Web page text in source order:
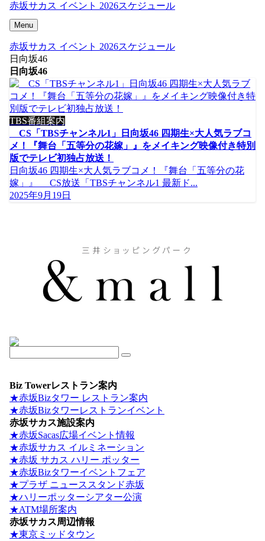
赤坂サカス イベント 2026スケジュール
Menu
赤坂サカス イベント 2026スケジュール
日向坂46
日向坂46
TBS番組案内
CS「TBSチャンネル1」日向坂46 四期生×大人気ラブコ
メ！『舞台「五等分の花嫁」』をメイキング映像付き特別
版でテレビ初独占放送！
日向坂46 四期生×大人気ラブコメ！『舞台「五等分の花
嫁」』 CS放送「TBSチャンネル1 最新ド...
2025年9月19日
Biz Towerレストラン案内
★赤坂Bizタワー レストラン案内
★赤坂Bizタワーレストランイベント
赤坂サカス施設案内
★赤坂Sacas広場イベント情報
★赤坂サカス イルミネーション
★赤坂 サカス ハリー ポッター
★赤坂Bizタワーイベントフェア
★プラザ ニューススタンド赤坂
★ハリーポッターシアター公演
★ATM場所案内
赤坂サカス周辺情報
★東京ミッドタウン